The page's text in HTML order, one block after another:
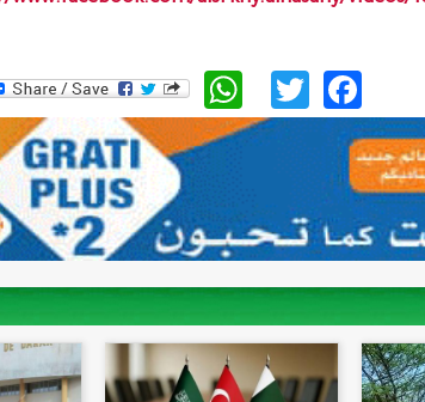
Facebook
Twitter
WhatsApp